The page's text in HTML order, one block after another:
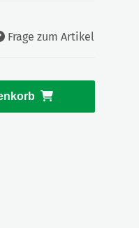
Frage zum Artikel